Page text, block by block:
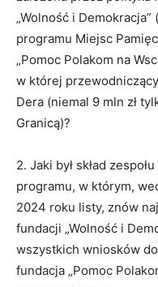
„Wolność i
programu Miejsc
„Pomoc Polakom na
w której
Dera (niemal 9 mln zł
Granicą)?
2. Jaki był skład
programu, w którym,
2024 roku listy, znów
fundacji „Wolność i
wszystkich wniosków
fundacja „Pomoc